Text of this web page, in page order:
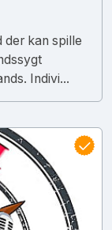
der kan spille
Indivi...